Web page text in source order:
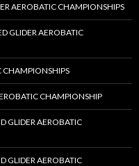
AEROBATIC CHAMPIONSHIPS
GLIDER AEROBATIC
CHAMPIONSHIPS
CHAMPIONSHIP
GLIDER AEROBATIC
GLIDER AEROBATIC